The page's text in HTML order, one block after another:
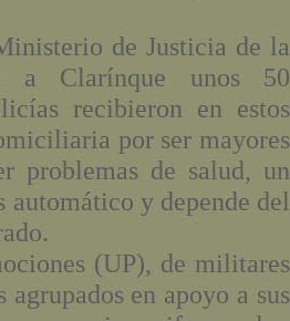
de Justicia de la
a Clarínque unos 50
recibieron en estos
por ser mayores
problemas de salud, un
automático y depende del
(UP), de militares
en apoyo a sus